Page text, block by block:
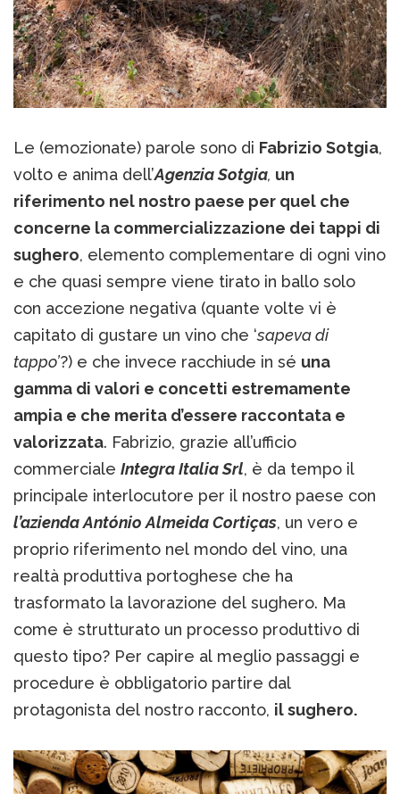
Le (emozionate) parole sono di Fabrizio Sotgia,
volto e anima dell’Agenzia Sotgia, un
riferimento nel nostro paese per quel che
concerne la commercializzazione dei tappi di
sughero, elemento complementare di ogni vino
e che quasi sempre viene tirato in ballo solo
con accezione negativa (quante volte vi è
capitato di gustare un vino che ‘sapeva di
tappo’?) e che invece racchiude in sé una
gamma di valori e concetti estremamente
ampia e che merita d’essere raccontata e
valorizzata. Fabrizio, grazie all’ufficio
commerciale Integra Italia Srl, è da tempo il
principale interlocutore per il nostro paese con
l’azienda António Almeida Cortiças, un vero e
proprio riferimento nel mondo del vino, una
realtà produttiva portoghese che ha
trasformato la lavorazione del sughero. Ma
come è strutturato un processo produttivo di
questo tipo? Per capire al meglio passaggi e
procedure è obbligatorio partire dal
protagonista del nostro racconto, il sughero.